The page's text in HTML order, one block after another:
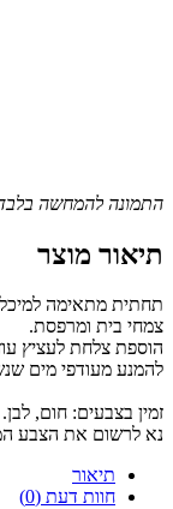
התמונה להמחשה
תיאור מוצר
צמחי בית ומרפסת.
הוספת צלחת לעציץ
להמנע מעודפי מים
זמין בצבעים: חום, לבן.
נא לרשום את הצבע
תיאור
חוות דעת (0)